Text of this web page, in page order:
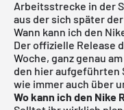
Arbeitsstrecke in der
aus der sich später
Wann kann ich den
Der offizielle Release
Woche, ganz genau
den hier aufgeführten
wie immer auch über
Wo kann ich den Nike